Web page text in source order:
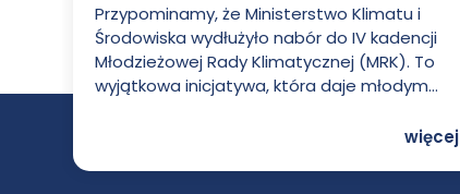
Przypominamy, że Ministerstwo Klimatu i
Środowiska wydłużyło nabór do IV kadencji
Młodzieżowej Rady Klimatycznej (MRK). To
wyjątkowa inicjatywa, która daje młodym...
Czytaj
więcej